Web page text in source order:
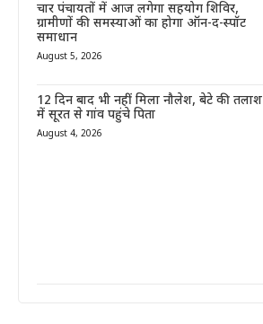
चार पंचायतों में आज लगेगा सहयोग शिविर,
ग्रामीणों की समस्याओं का होगा ऑन-द-स्पॉट
समाधान
August 5, 2026
12 दिन बाद भी नहीं मिला नौलेश, बेटे की तलाश
में सूरत से गांव पहुंचे पिता
August 4, 2026